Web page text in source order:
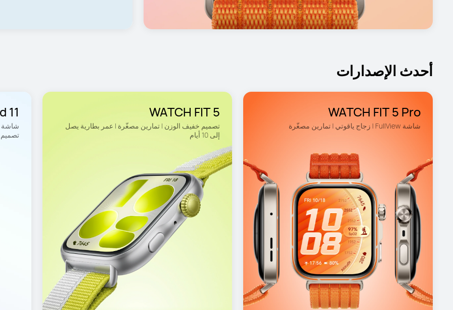
أحدث الإصدارات
WATCH FIT 5 Pro
شاشة FullView | زجاج ياقوتي | تمارين مصغّرة
WATCH FIT 5
إلى 10 أيام
11
تصميم